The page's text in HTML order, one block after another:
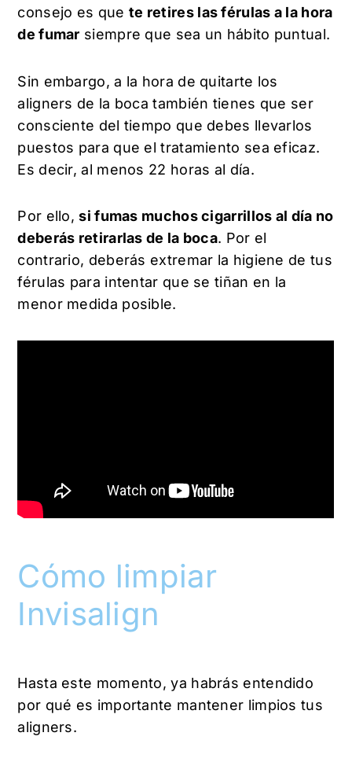
consejo es que te retires las férulas a la hora
de fumar siempre que sea un hábito puntual.
Sin embargo, a la hora de quitarte los
aligners de la boca también tienes que ser
consciente del tiempo que debes llevarlos
puestos para que el tratamiento sea eficaz.
Es decir, al menos 22 horas al día.
Por ello,si fumas muchos cigarrillos al día no
deberás retirarlas de la boca. Por el
contrario, deberás extremar la higiene de tus
férulas para intentar que se tiñan en la
menor medida posible.
Cómo limpiar
Invisalign
Hasta este momento, ya habrás entendido
por qué es importante mantener limpios tus
aligners.